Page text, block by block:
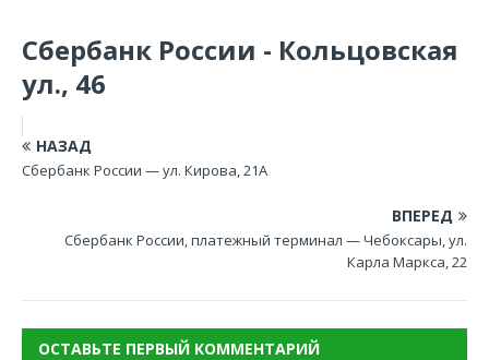
Сбербанк России - Кольцовская
ул., 46
НАЗАД
Сбербанк России — ул. Кирова, 21А
ВПЕРЕД
Сбербанк России, платежный терминал — Чебоксары, ул.
Карла Маркса, 22
ОСТАВЬТЕ ПЕРВЫЙ КОММЕНТАРИЙ